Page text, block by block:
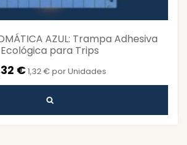
AZUL: Trampa Adhesiva
Ecológica para Trips
€1,32 € por Unidades